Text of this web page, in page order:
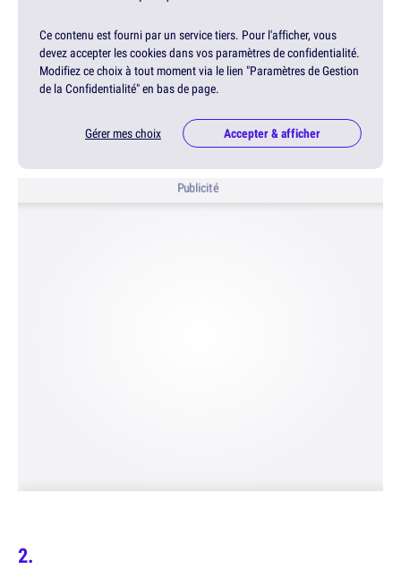
Ce contenu est fourni par un service tiers. Pour l'afficher, vous
devez accepter les cookies dans vos paramètres de confidentialité.
Modifiez ce choix à tout moment via le lien "Paramètres de Gestion
de la Confidentialité" en bas de page.
Gérer mes choix Accepter & afficher
Publicité